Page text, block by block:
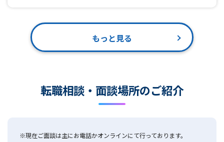
もっと見る
転職相談・面談場所のご紹介
※現在ご面談は主にお電話かオンラインにて行っております。